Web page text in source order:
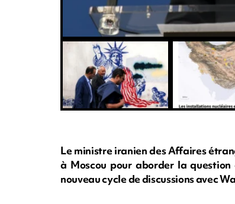
Le ministre iranien des Affaires
à Moscou pour aborder la
nouveau cycle de discussions avec